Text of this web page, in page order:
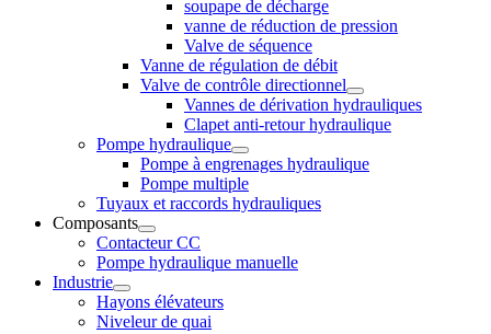
soupape de décharge
vanne de réduction de pression
Valve de séquence
Vanne de régulation de débit
Valve de contrôle directionnel
Vannes de dérivation hydrauliques
Clapet anti-retour hydraulique
Pompe hydraulique
Pompe à engrenages hydraulique
Pompe multiple
Tuyaux et raccords hydrauliques
Composants
Contacteur CC
Pompe hydraulique manuelle
Industrie
Hayons élévateurs
Niveleur de quai